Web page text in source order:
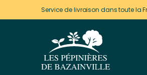
Service de livraison dans toute la
Panneau de gestion des cookies